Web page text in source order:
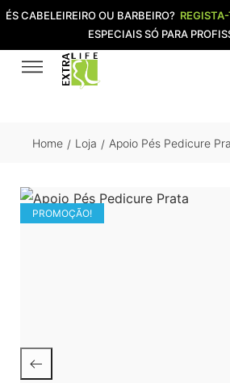
ÉS CABELEIREIRO OU BARBEIRO?
ESPECIAIS SÓ PARA
Home / Loja / Apoio Pés Pedicure
PROMOÇÃO!